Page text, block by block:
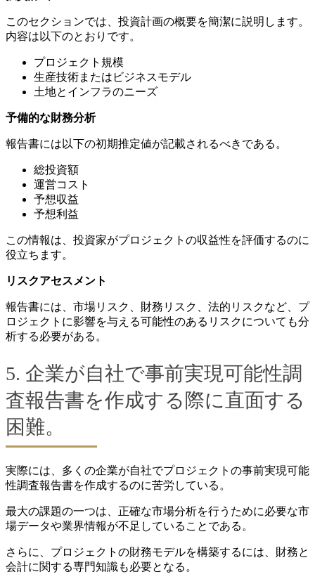
このセクションでは、投資計画の概要を簡潔に説明します。
内容は以下のとおりです。
プロジェクト規模
生産技術またはビジネスモデル
土地とインフラのニーズ
予備的な財務分析
報告書には以下の初期推定値が記載されるべきである。
総投資額
運営コスト
予想収益
予想利益
この情報は、投資家がプロジェクトの収益性を評価するのに
役立ちます。
リスクアセスメント
報告書には、市場リスク、財務リスク、法的リスクなど、プ
ロジェクトに影響を与える可能性のあるリスクについても分
析する必要がある。
5. 企業が自社で事前実現可能性調
査報告書を作成する際に直面する
困難。
実際には、多くの企業が自社でプロジェクトの事前実現可能
性調査報告書を作成するのに苦労している。
最大の課題の一つは、正確な市場分析を行うために必要な市
場データや業界情報が不足していることである。
さらに、プロジェクトの財務モデルを構築するには、財務と
会計に関する専門知識も必要となる。